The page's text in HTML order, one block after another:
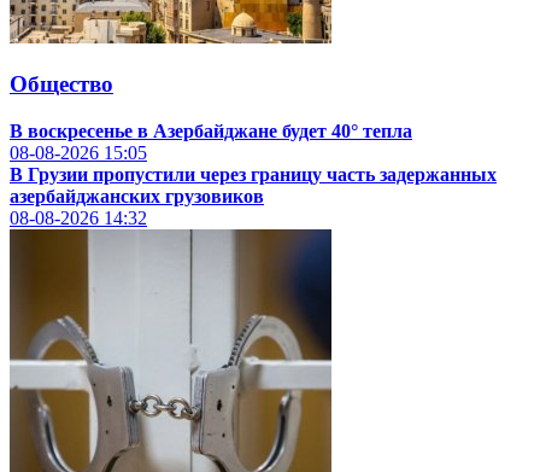
Общество
В воскресенье в Азербайджане будет 40° тепла
08-08-2026 15:05
В Грузии пропустили через границу часть задержанных
азербайджанских грузовиков
08-08-2026 14:32